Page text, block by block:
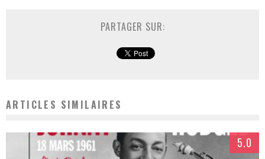
PARTAGER SUR:
ARTICLES SIMILAIRES
5.0